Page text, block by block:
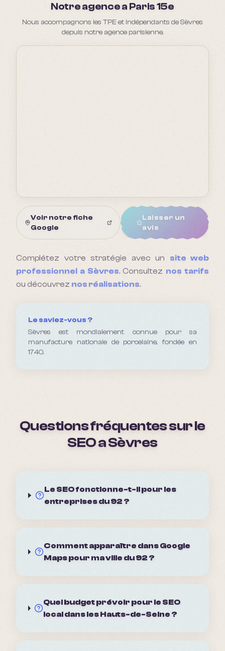
Notre agence a Paris 15e
Nous accompagnons les TPE et indépendants de Sèvres
depuis notre agence parisienne.
Voir notre fiche
Google
Laisser un
avis
Complétez votre stratégie avec un site web
professionnel a Sèvres. Consultez nos tarifs
ou découvrez nos réalisations.
Le saviez-vous ?
Sèvres est mondialement connue pour sa
manufacture nationale de porcelaine, fondée en
1740.
Questions fréquentes sur le
SEO aSèvres
Le SEO fonctionne-t-il pour les
entreprises du 92 ?
Comment apparaître dans Google
Maps pour ma ville du 92 ?
Quel budget prévoir pour le SEO
local dans les Hauts-de-Seine ?